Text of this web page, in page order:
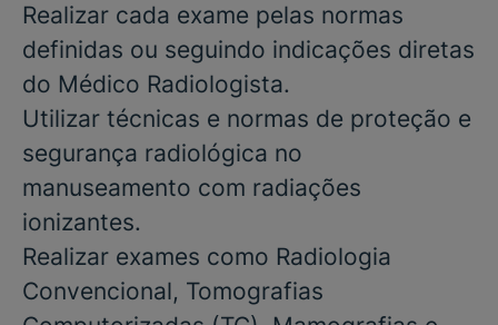
Realizar cada exame pelas normas
definidas ou seguindo indicações diretas
do Médico Radiologista.
Utilizar técnicas e normas de proteção e
segurança radiológica no
manuseamento com radiações
ionizantes.
Realizar exames como Radiologia
Convencional, Tomografias